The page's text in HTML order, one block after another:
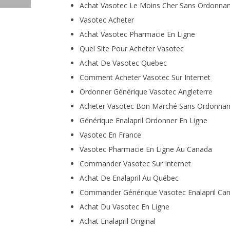
Achat Vasotec Le Moins Cher Sans
Vasotec Acheter
Achat Vasotec Pharmacie En Ligne
Quel Site Pour Acheter Vasotec
Achat De Vasotec Quebec
Comment Acheter Vasotec Sur Internet
Ordonner Générique Vasotec Angleterre
Acheter Vasotec Bon Marché Sans
Générique Enalapril Ordonner En Ligne
Vasotec En France
Vasotec Pharmacie En Ligne Au Canada
Commander Vasotec Sur Internet
Achat De Enalapril Au Québec
Commander Générique Vasotec Enalapril
Achat Du Vasotec En Ligne
Achat Enalapril Original